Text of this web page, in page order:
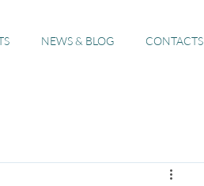
NEWS & BLOG CONTACTS